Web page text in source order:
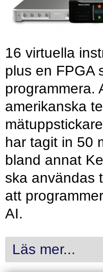
16 virtuella
plus en FPGA
programmera.
amerikanska
har tagit in 50
bland annat
ska användas
att
AI.
Läs mer...